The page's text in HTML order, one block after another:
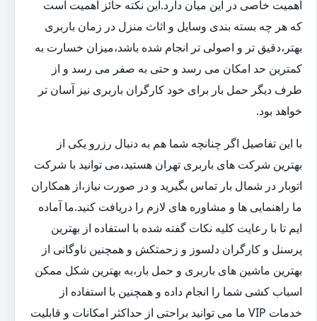
اهمیت خاصی در این میان دارد.این نکته حائز اهمیت است
که هر چه بسته بندی وسایل و اثاث منزل در زمان باربری
بهتر،دقیق تر و اصولی تر انجام شده باشد،میزان خسارت به
کمترین حد امکان می رسد و حتی به صفر می رسد و از
طرف دیگر حمل بار برای خود کارگران باربری نیز آسان تر
خواهد بود.
با این تفاصیل اگر چنانچه شما هم به دنبال رزرو یکی از
بهترین شرکت های باربری تهران هستید،می توانید با شرکت
اتوبار در شمال بار تماس بگیرید و در صورت نیاز،از همکاران
ما راهنمایی ها و مشاوره های لازم را دریافت کنید.ما آماده
ایم تا با رعایت کلیه نکات گفته شده با استفاده از بهترین
پرسنل و کارگران دلسوز و زحمتکش و همچنین ناوگانی از
بهترین ماشین های باربری و حمل بار،به بهترین شکل ممکن
اسباب کشی شما را انجام داده و همچنین با استفاده از
خدمات VIP ما می توانید براحتی از حداکثر امکانات و قابلیت